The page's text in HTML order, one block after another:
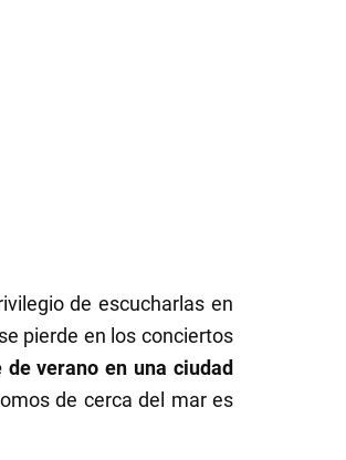
de escucharlas en
pierde en los conciertos
verano en una ciudad
de cerca del mar es